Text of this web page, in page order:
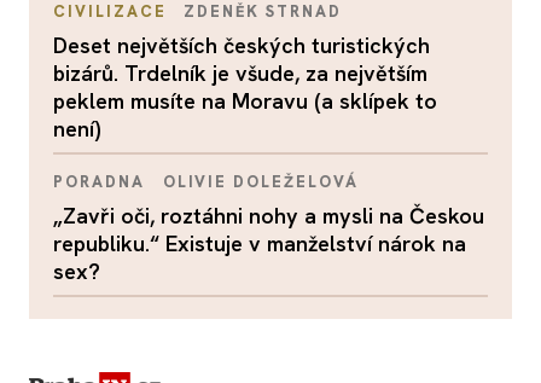
CIVILIZACE ZDENĚK STRNAD
Deset největších českých turistických
bizárů. Trdelník je všude, za největším
peklem musíte na Moravu (a sklípek to
není)
PORADNA OLIVIE DOLEŽELOVÁ
„Zavři oči, roztáhni nohy a mysli na Českou
republiku.“ Existuje v manželství nárok na
sex?